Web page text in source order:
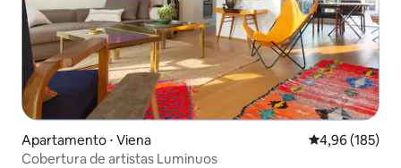
Apartamento ⋅ Viena 4,96 de uma
4,96 (185)
Cobertura de artistas Luminuos